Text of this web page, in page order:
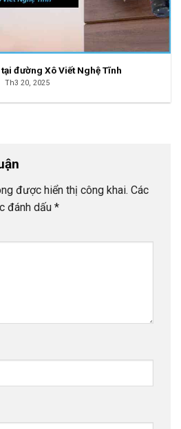
đường Xô Viết Nghệ Tĩnh
Th3 20, 2025
được hiển thị công khai. Các
đánh dấu *